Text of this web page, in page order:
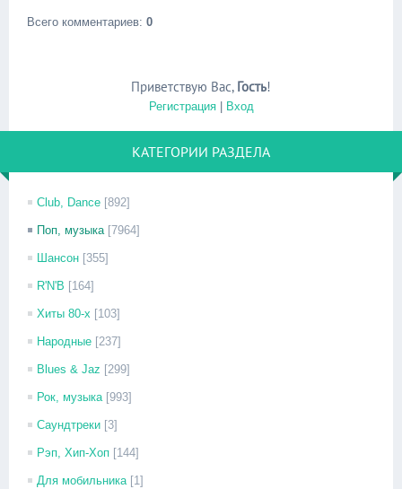
Всего комментариев: 0
Приветствую Вас, Гость!
Регистрация| Вход
КАТЕГОРИИ РАЗДЕЛА
Club, Dance [892]
Поп, музыка [7964]
Шансон [355]
R'N'B [164]
Хиты 80-х [103]
Народные [237]
Blues & Jaz [299]
Рок, музыка [993]
Саундтреки [3]
Рэп, Хип-Хоп [144]
Для мобильника [1]